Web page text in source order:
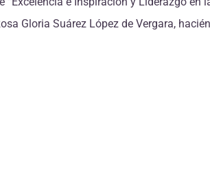
Gloria Suárez López de Vergara,